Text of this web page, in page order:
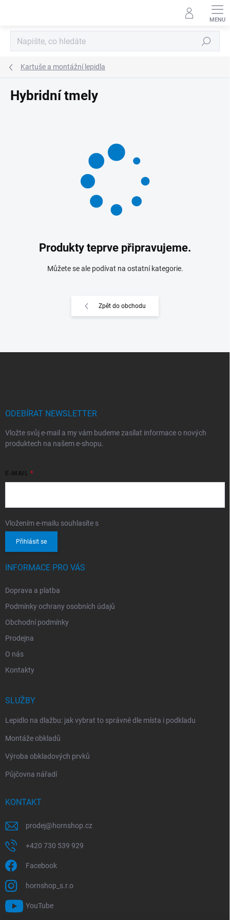
Hledat
Kartuše a montážní lepidla
Hybridní tmely
Produkty teprve připravujeme.
Můžete se ale podívat na ostatní kategorie.
Zpět do obchodu
ODEBÍRAT NEWSLETTER
Vložte svůj e-mail a my vám budeme zasílat informace o nových
produktech na našem e-shopu.
E-MAIL
Vložením e-mailu souhlasíte s
Přihlásit se
INFORMACE PRO VÁS
Doprava a platba
Podmínky ochrany osobních údajů
Obchodní podmínky
Prodejna
O nás
Kontakty
SLUŽBY
Lepidlo na dlažbu: jak vybrat to správné dle místa i podkladu
Montáže obkladů
Výroba obkladových prvků
Půjčovna nářadí
KONTAKT
prodej@hornshop.cz
+420 730 539 929
Facebook
hornshop_s.r.o
YouTube